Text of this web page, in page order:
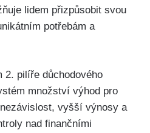
lidem přizpůsobit svou
potřebám a
2. pilíře důchodového
množství výhod pro
vyšší výnosy a
nad finančními